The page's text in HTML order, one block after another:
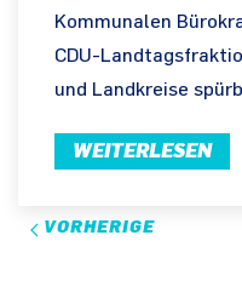
Kommunalen
CDU-
und Landkreise
WEITERLESEN
VORHERIGE